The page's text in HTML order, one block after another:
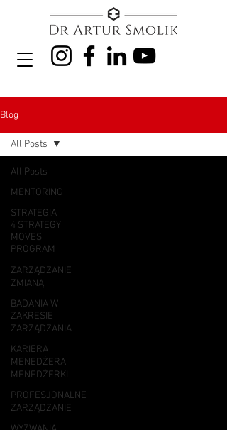
Blog
All Posts
MENTORING
STRATEGIA
4 STRATEGY
MOVES
PROGRAM
ZARZĄDZANIE
ZMIANĄ
BADANIA W
ZAKRESIE
ZARZĄDZANIA
KARIERA
MENEDŻERA,
MENEDŻERKI
PROFESJONALNE
ZARZĄDZANIE
All Posts